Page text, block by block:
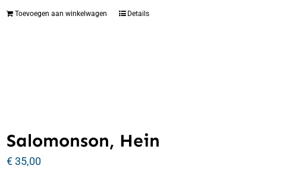
Toevoegen aan winkelwagen Details
Salomonson, Hein
€35,00